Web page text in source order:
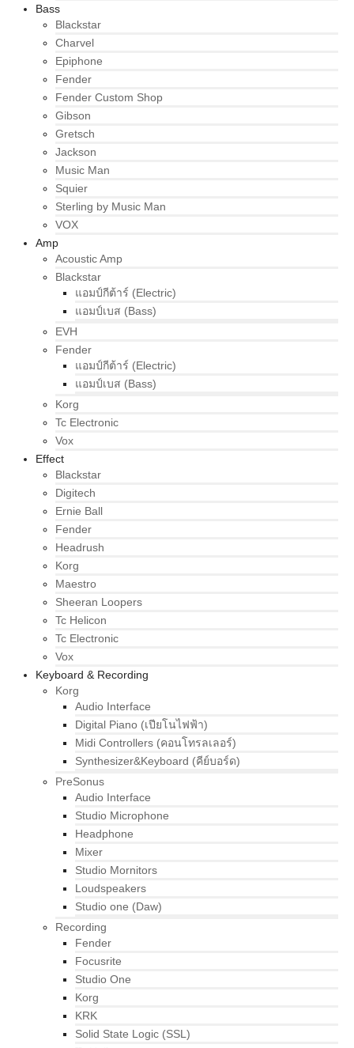
Bass
Blackstar
Charvel
Epiphone
Fender
Fender Custom Shop
Gibson
Gretsch
Jackson
Music Man
Squier
Sterling by Music Man
VOX
Amp
Acoustic Amp
Blackstar
แอมป์กีต้าร์ (Electric)
แอมป์เบส (Bass)
EVH
Fender
แอมป์กีต้าร์ (Electric)
แอมป์เบส (Bass)
Korg
Tc Electronic
Vox
Effect
Blackstar
Digitech
Ernie Ball
Fender
Headrush
Korg
Maestro
Sheeran Loopers
Tc Helicon
Tc Electronic
Vox
Keyboard & Recording
Korg
Audio Interface
Digital Piano (เปียโนไฟฟ้า)
Midi Controllers (คอนโทรลเลอร์)
Synthesizer&Keyboard (คีย์บอร์ด)
PreSonus
Audio Interface
Studio Microphone
Headphone
Mixer
Studio Mornitors
Loudspeakers
Studio one (Daw)
Recording
Fender
Focusrite
Studio One
Korg
KRK
Solid State Logic (SSL)